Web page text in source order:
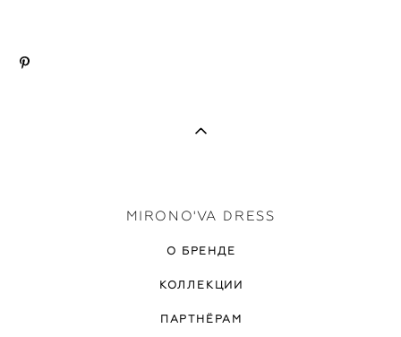
MIRONO'VA DRESS
О БРЕНДЕ
КОЛЛЕКЦИИ
ПАРТНЁРАМ